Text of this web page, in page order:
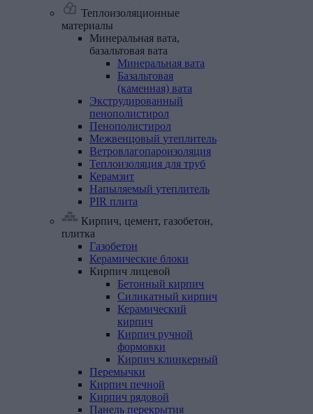
Теплоизоляционные
материалы
Минеральная вата,
базальтовая вата
Минеральная вата
Базальтовая
(каменная) вата
Экструдированный
пенополистирол
Пенополистирол
Межвенцовый утеплитель
Ветровлагопароизоляция
Теплоизоляция для труб
Керамзит
Напыляемый утеплитель
PIR плита
Кирпич, цемент, газобетон,
плитка
Газобетон
Керамические блоки
Кирпич лицевой
Бетонный кирпич
Силикатный кирпич
Керамический
кирпич
Кирпич ручной
формовки
Кирпич клинкерный
Перемычки
Кирпич печной
Кирпич рядовой
Панель перекрытия